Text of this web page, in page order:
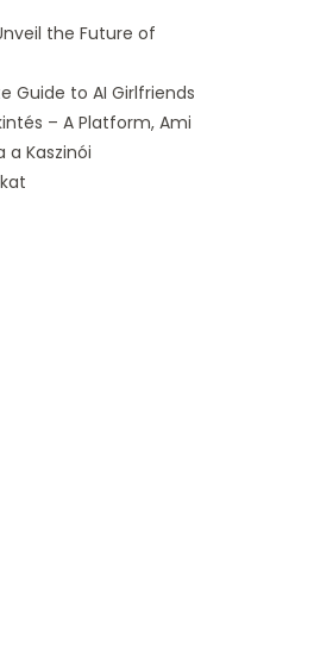
the Future of
Guide to AI Girlfriends
– A Platform, Ami
a Kaszinói